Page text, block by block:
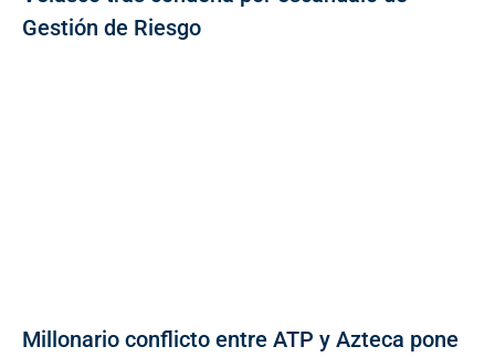
Gestión de Riesgo
Millonario conflicto entre ATP y Azteca pone